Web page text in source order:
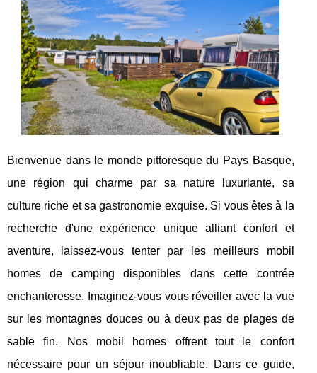
Bienvenue dans le monde pittoresque du Pays Basque,
une région qui charme par sa nature luxuriante, sa
culture riche et sa gastronomie exquise. Si vous êtes à la
recherche d'une expérience unique alliant confort et
aventure, laissez-vous tenter par les meilleurs mobil
homes de camping disponibles dans cette contrée
enchanteresse. Imaginez-vous vous réveiller avec la vue
sur les montagnes douces ou à deux pas de plages de
sable fin. Nos mobil homes offrent tout le confort
nécessaire pour un séjour inoubliable. Dans ce guide,